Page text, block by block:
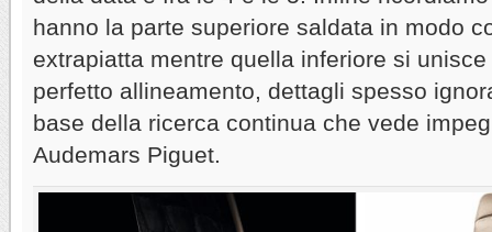
hanno la parte superiore saldata in modo
extrapiatta mentre quella inferiore si
perfetto allineamento, dettagli spesso
base della ricerca continua che vede
Audemars Piguet.